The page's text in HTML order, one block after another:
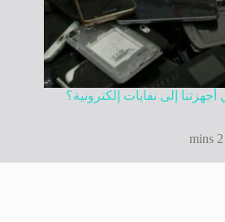
إلى نفايات إلكترونية؟
2 mins